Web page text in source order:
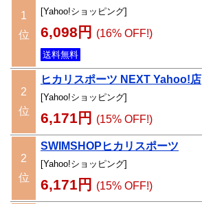
1
位
[Yahoo!ショッピング]
6,098円 (16% OFF!)
送料無料
2
位
ヒカリスポーツ NEXT Yahoo!店
[Yahoo!ショッピング]
6,171円 (15% OFF!)
2
位
SWIMSHOPヒカリスポーツ
[Yahoo!ショッピング]
6,171円 (15% OFF!)